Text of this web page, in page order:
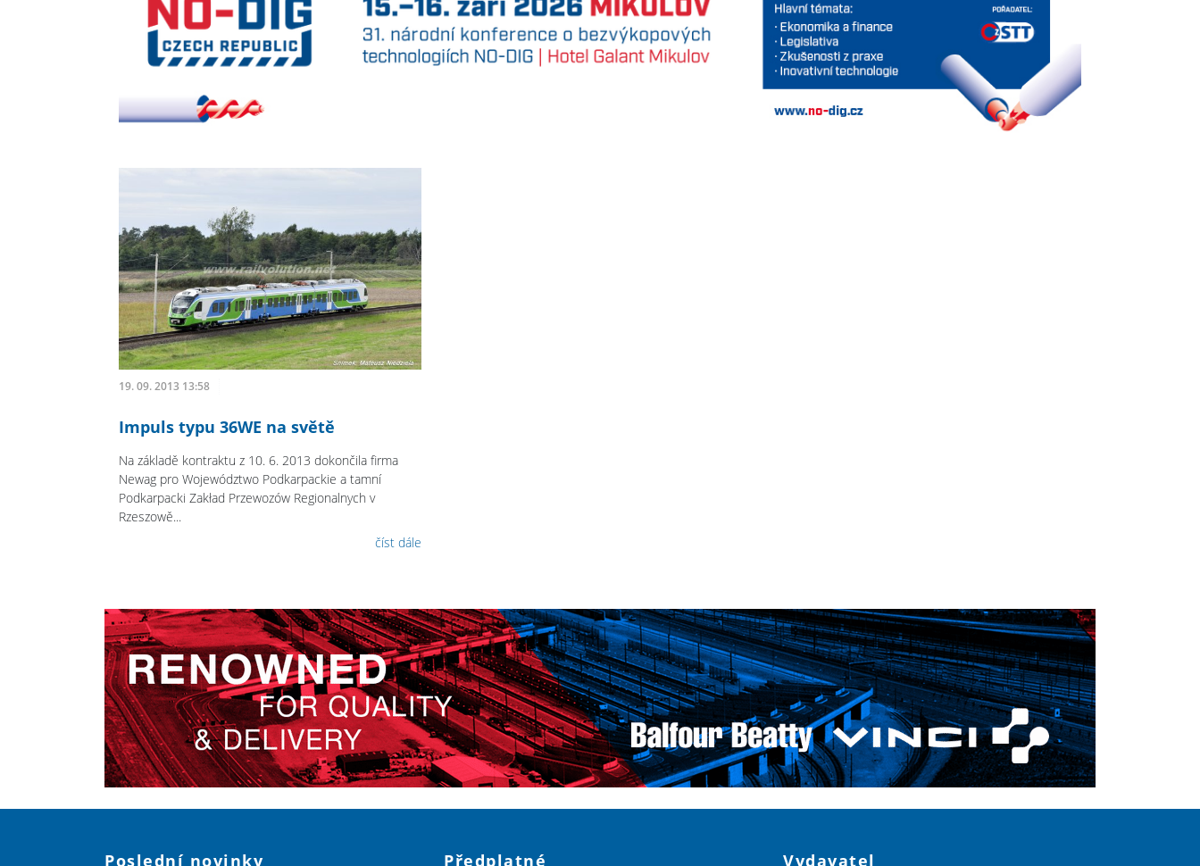
19. 09. 2013 13:58
Impuls typu 36WE na světě
Na základě kontraktu z 10. 6. 2013 dokončila firma
Newag pro Województwo Podkarpackie a tamní
Podkarpacki Zakład Przewozów Regionalnych v
Rzeszowě...
číst dále
Poslední novinky Předplatné Vydavatel